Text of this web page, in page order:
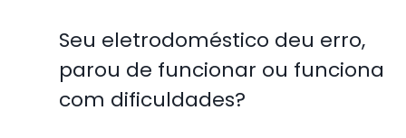
Seu eletrodoméstico deu erro,
parou de funcionar ou funciona
com dificuldades?